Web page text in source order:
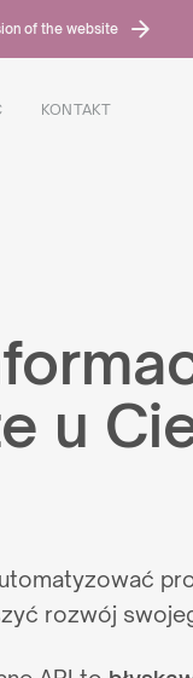
of the website
KONTAKT
u
rozwój